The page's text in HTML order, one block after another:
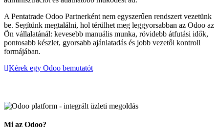
A Pentatrade Odoo Partnerként nem egyszerűen rendszert vezetünk
be. Segítünk megtalálni, hol térülhet meg leggyorsabban az Odoo az
Ön vállalatánál: kevesebb manuális munka, rövidebb átfutási idők,
pontosabb készlet, gyorsabb ajánlatadás és jobb vezetői kontroll
formájában.
Kérek egy Odoo bemutatót
Mi az Odoo?